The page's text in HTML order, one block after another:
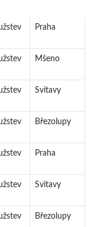
Praha
Mšeno
Svitavy
Březolupy
Praha
Svitavy
Březolupy